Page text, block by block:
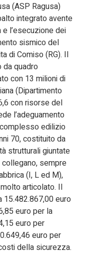
(ASP Ragusa)
integrato avente
l’esecuzione dei
sismico del
di Comiso (RG). Il
da quadro
con 13 milioni di
(Dipartimento
con risorse del
l’adeguamento
edilizio
70, costituito da
strutturali giuntate
collegano, sempre
(I, L ed M),
articolato. Il
15.482.867,00 euro
euro per la
euro per
euro per
della sicurezza.